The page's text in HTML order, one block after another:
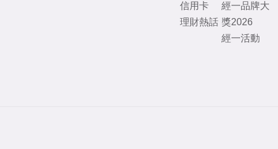
信用卡
理財熱話
經一品牌大
獎2026
經一活動